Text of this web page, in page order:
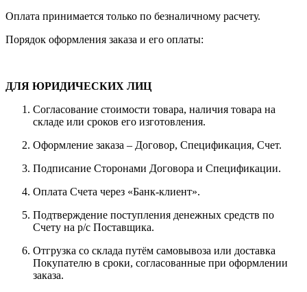
Оплата принимается только по безналичному расчету.
Порядок оформления заказа и его оплаты:
ДЛЯ ЮРИДИЧЕСКИХ ЛИЦ
Согласование стоимости товара, наличия товара на
складе или сроков его изготовления.
Оформление заказа – Договор, Спецификация, Счет.
Подписание Сторонами Договора и Спецификации.
Оплата Счета через «Банк-клиент».
Подтверждение поступления денежных средств по
Счету на р/с Поставщика.
Отгрузка со склада путём самовывоза или доставка
Покупателю в сроки, согласованные при оформлении
заказа.